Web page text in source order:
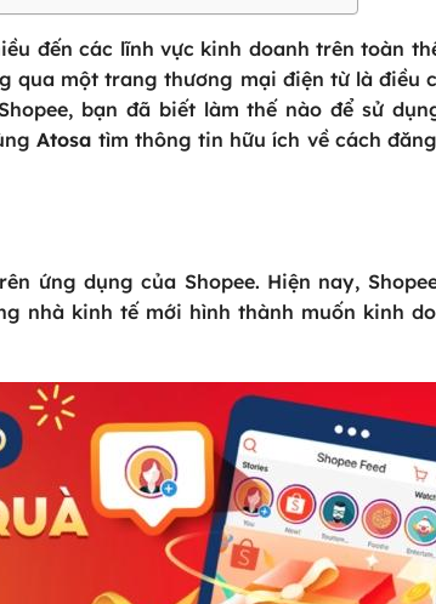
đến các lĩnh vực kinh doanh trên toàn
qua một trang thương mại điện từ là điều
bạn đã biết làm thế nào để sử
Atosa tìm thông tin hữu ích về cách
ứng dụng của Shopee. Hiện nay,
nhà kinh tế mới hình thành muốn kinh